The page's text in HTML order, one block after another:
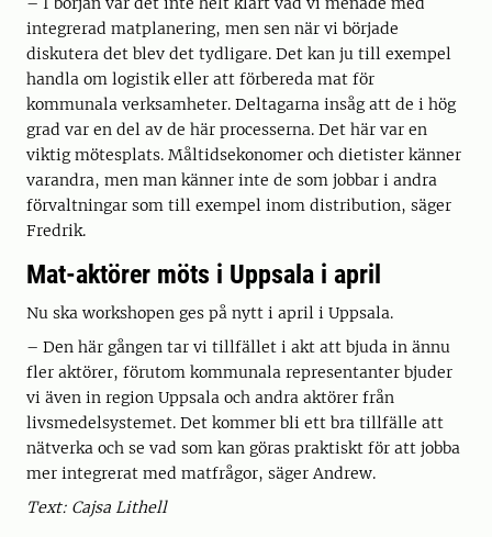
integrerad matplanering, men sen när vi började
diskutera det blev det tydligare. Det kan ju till exempel
handla om logistik eller att förbereda mat för
kommunala verksamheter. Deltagarna insåg att de i hög
grad var en del av de här processerna. Det här var en
viktig mötesplats. Måltidsekonomer och dietister känner
varandra, men man känner inte de som jobbar i andra
förvaltningar som till exempel inom distribution, säger
Fredrik.
Mat-aktörer möts i Uppsala i april
Nu ska workshopen ges på nytt i april i Uppsala.
– Den här gången tar vi tillfället i akt att bjuda in ännu
fler aktörer, förutom kommunala representanter bjuder
vi även in region Uppsala och andra aktörer från
livsmedelsystemet. Det kommer bli ett bra tillfälle att
nätverka och se vad som kan göras praktiskt för att jobba
mer integrerat med matfrågor, säger Andrew.
Text: Cajsa Lithell